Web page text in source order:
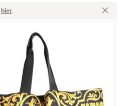
hier.